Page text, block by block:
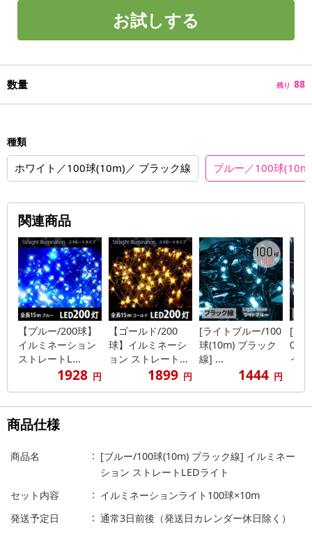
お試しする
数量 残り 88
種類
ホワイト／100球(10m)／ ブラック線 ブルー／100球
関連商品
【ブルー/200球】
イルミネーション
ストレートL...
1928 円
【ゴールド/200
球】イルミネーシ
ョン ストレート...
1899 円
[ライトブルー/100
球(10m) ブラック
線] ...
1444 円
[ホ
0m)
イル
商品仕様
商品名
[ブルー/100球(10m) ブラック線] イルミネー
ション ストレートLEDライト
セット内容
イルミネーションライト100球×10m
発送予定日
通常3日前後（発送日カレンダー休日除く）